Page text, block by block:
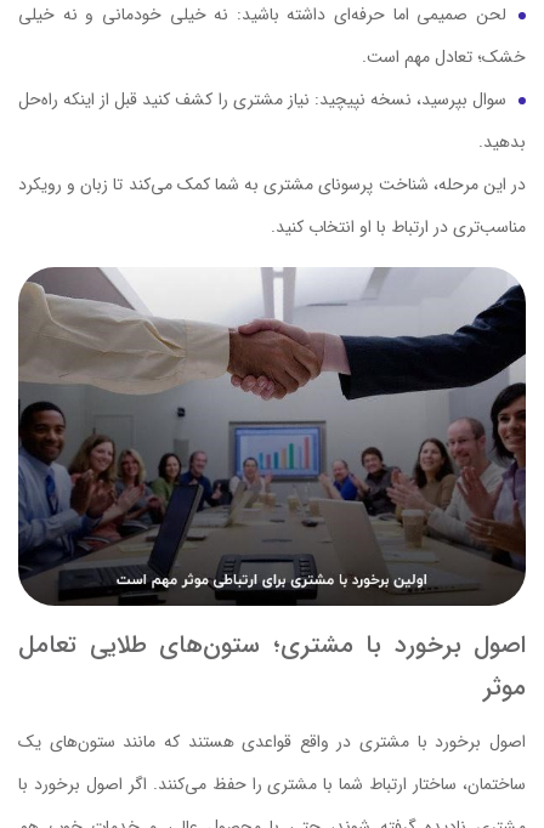
لحن صمیمی اما حرفه‌ای داشته باشید: نه خیلی خودمانی و نه خیلی
خشک؛ تعادل مهم است.
سوال بپرسید، نسخه نپیچید: نیاز مشتری را کشف کنید قبل از اینکه راه‌حل
بدهید.
در این مرحله، شناخت پرسونای مشتری به شما کمک می‌کند تا زبان و رویکرد
مناسب‌تری در ارتباط با او انتخاب کنید.
اصول برخورد با مشتری؛ ستون‌های طلایی تعامل
موثر
اصول برخورد با مشتری در واقع قواعدی هستند که مانند ستون‌های یک
ساختمان، ساختار ارتباط شما با مشتری را حفظ می‌کنند. اگر اصول برخورد با